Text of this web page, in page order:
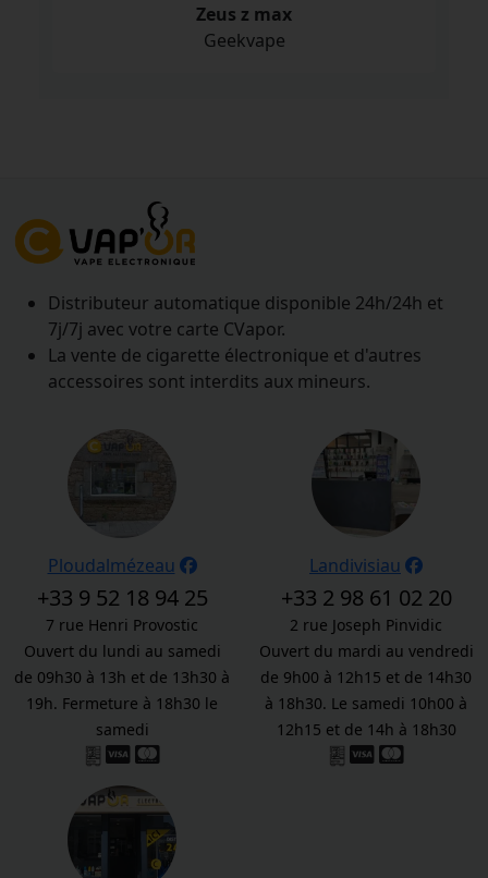
Zeus z max
Geekvape
Distributeur automatique disponible 24h/24h et
7j/7j avec votre carte CVapor.
La vente de cigarette électronique et d'autres
accessoires sont interdits aux mineurs.
Ploudalmézeau
+33 9 52 18 94 25
7 rue Henri Provostic
Ouvert du lundi au samedi
de 09h30 à 13h et de 13h30 à
19h. Fermeture à 18h30 le
samedi
Landivisiau
+33 2 98 61 02 20
2 rue Joseph Pinvidic
Ouvert du mardi au vendredi
de 9h00 à 12h15 et de 14h30
à 18h30. Le samedi 10h00 à
12h15 et de 14h à 18h30